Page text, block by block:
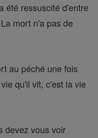
été ressuscité d'entre
mort n'a pas de
au péché une fois
qu'il vit, c'est la vie
devez vous voir